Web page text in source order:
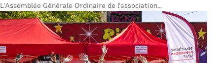
L’Assemblée Générale Ordinaire de l’association...